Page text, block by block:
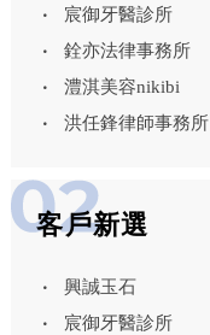
宸御牙醫診所
銓亦法律事務所
澧淇美容nikibi
洪任鋒律師事務所
客戶新選
興誠玉石
宸御牙醫診所